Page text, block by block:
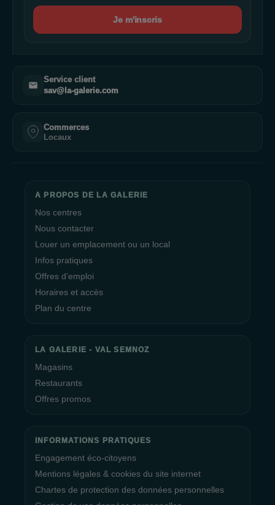
Je m'inscris
Service client
sav@la-galerie.com
Commerces
Locaux
A PROPOS DE LA GALERIE
Nos centres
Nous contacter
Louer un emplacement ou un local
Infos pratiques
Offres d’emploi
Horaires et accès
Plan du centre
LA GALERIE - VAL SEMNOZ
Magasins
Restaurants
Offres promos
INFORMATIONS PRATIQUES
Engagement éco-citoyens
Mentions légales & cookies du site internet
Chartes de protection des données personnelles